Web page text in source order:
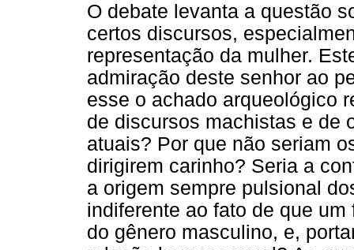
O debate levanta a questão
certos discursos,
representação da mulher.
admiração deste senhor ao
esse o achado arqueológico
de discursos machistas e de
atuais? Por que não seriam
dirigirem carinho? Seria a
a origem sempre pulsional
indiferente ao fato de que
do gênero masculino, e,